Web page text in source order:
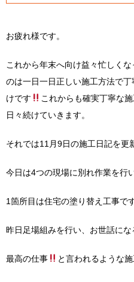
お疲れ様です。
これから年末へ向け益々忙しく
のは一日一日正しい施工方法で丁
けです
これからも確実丁寧な
日々続けていきます。
それでは11月9日の施工日記を更
今日は4つの現場に別れ作業を行
1箇所目は住宅の塗り替え工事です
昨日足場組みを行い、お世話にな
最高の仕事 と言われるような